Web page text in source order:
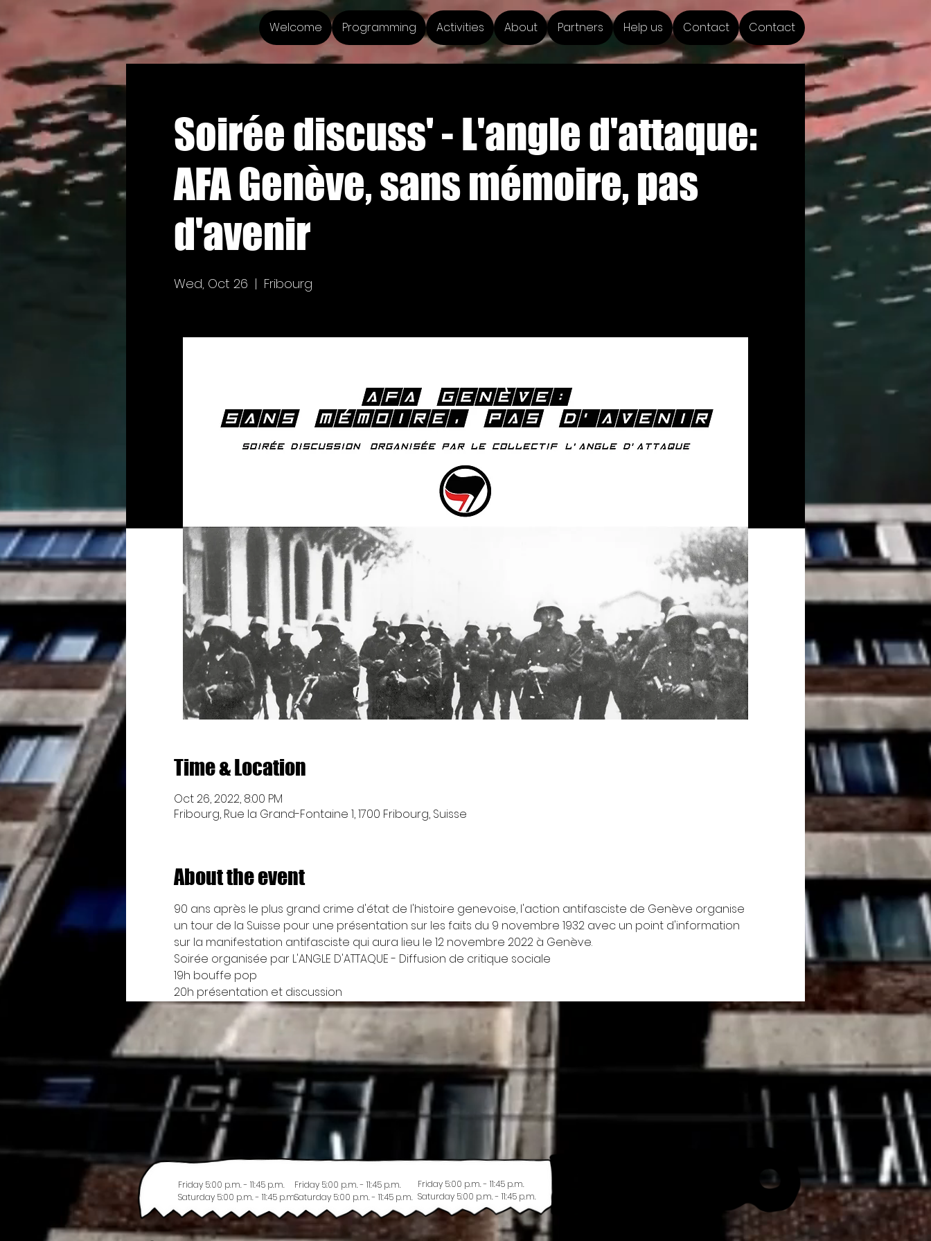
Welcome Programming Activities About Partners Help us Contact Contact
Soirée discuss' - L'angle d'attaque:
AFA Genève, sans mémoire, pas
d'avenir
Wed, Oct 26
  |
Fribourg
Time & Location
Oct 26, 2022, 8:00 PM
Fribourg, Rue la Grand-Fontaine 1, 1700 Fribourg, Suisse
About the event
90 ans après le plus grand crime d'état de l'histoire genevoise, l'action antifasciste de Genève organise
un tour de la Suisse pour une présentation sur les faits du 9 novembre 1932 avec un point d'information
sur la manifestation antifasciste qui aura lieu le 12 novembre 2022 à Genève.
Soirée organisée par L'ANGLE D'ATTAQUE - Diffusion de critique sociale
19h bouffe pop
20h présentation et discussion
Friday 5:00 p.m. - 11:45 p.m.
Saturday 5:00 p.m. - 11:45 p.m.
Friday 5:00 p.m. - 11:45 p.m.
Saturday 5:00 p.m. - 11:45 p.m.
Friday 5:00 p.m. - 11:45 p.m.
Saturday 5:00 p.m. - 11:45 p.m.